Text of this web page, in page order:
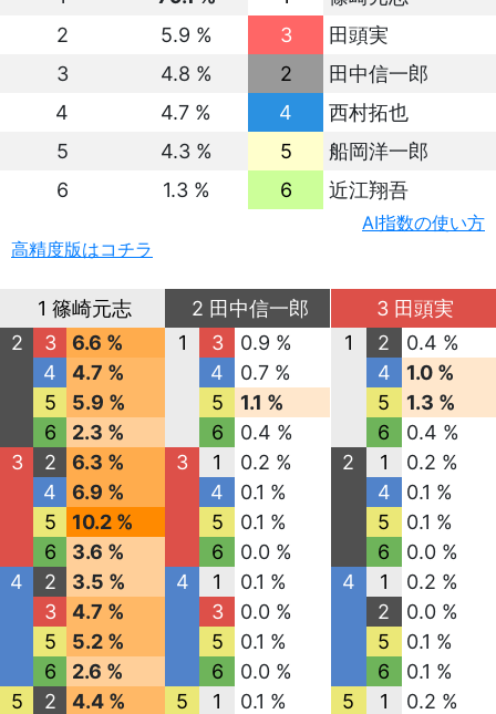
2
5.9 % 3
田頭実
3
4.8 % 2
田中信一郎
4
4.7 % 4
西村拓也
5
4.3 % 5
船岡洋一郎
6
1.3 % 6 近江翔吾
AI指数の使い方
高精度版はコチラ
1 篠崎元志
2
3
6.6 %
4
4.7 %
5
5.9 %
6
2.3 %
3
2
6.3 %
4
6.9 %
5
10.2 %
6
3.6 %
4
2
3.5 %
3
4.7 %
5
5.2 %
6
2.6 %
5
2
4.4 %
2 田中信一郎
1
3
0.9 %
4
0.7 %
5
1.1 %
6
0.4 %
3
1
0.2 %
4
0.1 %
5
0.1 %
6
0.0 %
4
1
0.1 %
3
0.0 %
5
0.1 %
6
0.0 %
5
1
0.1 %
3 田頭実
1
2
0.4 %
4
1.0 %
5
1.3 %
6
0.4 %
2
1
0.2 %
4
0.1 %
5
0.1 %
6
0.0 %
4
1
0.2 %
2
0.0 %
5
0.1 %
6
0.1 %
5
1
0.2 %